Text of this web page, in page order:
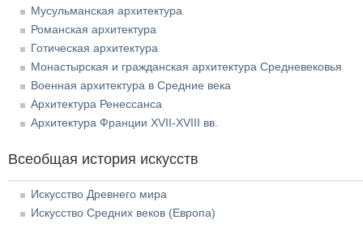
Мусульманская архитектура
Романская архитектура
Готическая архитектура
Монастырская и гражданская архитектура Средневековья
Военная архитектура в Средние века
Архитектура Ренессанса
Архитектура Франции XVII-XVIII вв.
Всеобщая история искусств
Искусство Древнего мира
Искусство Средних веков (Европа)